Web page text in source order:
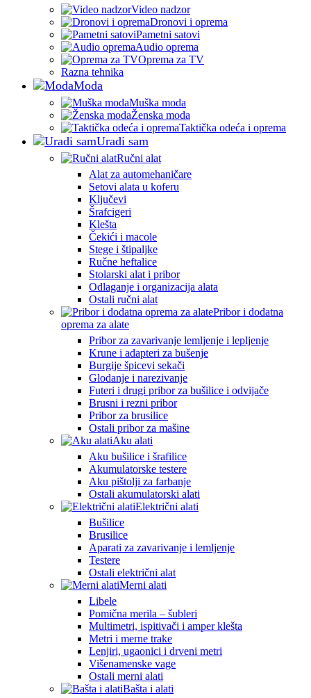
Video nadzor
Dronovi i oprema
Pametni satovi
Audio oprema
Oprema za TV
Razna tehnika
Moda
Muška moda
Ženska moda
Taktička odeća i oprema
Uradi sam
Ručni alat
Alat za automehaničare
Setovi alata u koferu
Ključevi
Šrafcigeri
Klešta
Čekići i macole
Stege i štipaljke
Ručne heftalice
Stolarski alat i pribor
Odlaganje i organizacija alata
Ostali ručni alat
Pribor i dodatna
oprema za alate
Pribor za zavarivanje lemljenje i lepljenje
Krune i adapteri za bušenje
Burgije špicevi sekači
Glodanje i narezivanje
Futeri i drugi pribor za bušilice i odvijače
Brusni i rezni pribor
Pribor za brusilice
Ostali pribor za mašine
Aku alati
Aku bušilice i šrafilice
Akumulatorske testere
Aku pištolji za farbanje
Ostali akumulatorski alati
Električni alati
Bušilice
Brusilice
Aparati za zavarivanje i lemljenje
Testere
Ostali električni alat
Merni alati
Libele
Pomična merila – šubleri
Multimetri, ispitivači i amper klešta
Metri i merne trake
Lenjiri, ugaonici i drveni metri
Višenamenske vage
Ostali merni alati
Bašta i alati